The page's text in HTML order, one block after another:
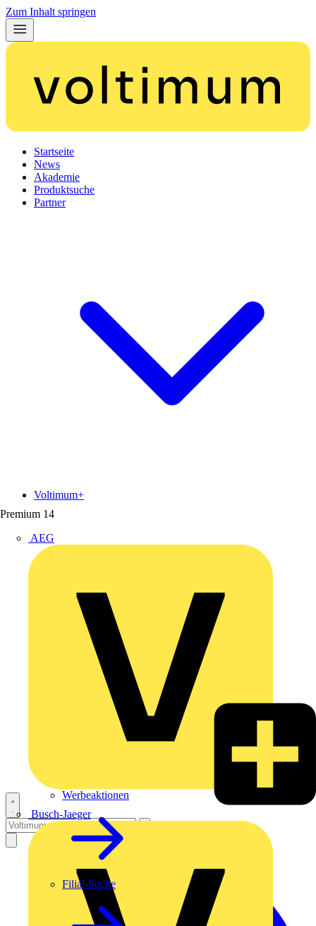
Zum Inhalt springen
Startseite
News
Akademie
Produktsuche
Partner
Premium 14
AEG
Busch-Jaeger
Voltimum+
Werbeaktionen
Filial-Suche